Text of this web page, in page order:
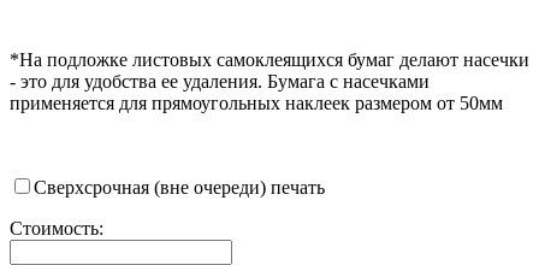
*На подложке листовых самоклеящихся бумаг делают насечки
- это для удобства ее удаления. Бумага с насечками
применяется для прямоугольных наклеек размером от 50мм
Сверхсрочная (вне очереди) печать
Стоимость: